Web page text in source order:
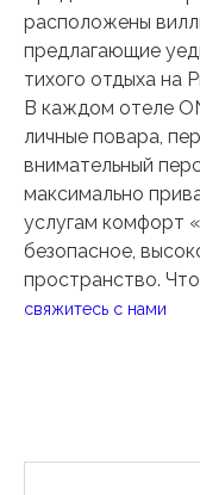
расположены
предлагающие
тихого отдыха на
В каждом отеле
личные повара,
внимательный
максимально
услугам комфорт
безопасное,
пространство.
свяжитесь с нами